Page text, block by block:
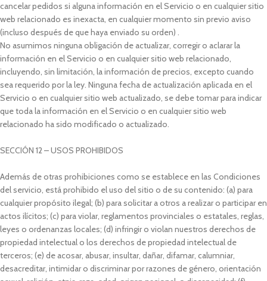
cancelar pedidos si alguna información en el Servicio o en cualquier sitio
web relacionado es inexacta, en cualquier momento sin previo aviso
(incluso después de que haya enviado su orden) .
No asumimos ninguna obligación de actualizar, corregir o aclarar la
información en el Servicio o en cualquier sitio web relacionado,
incluyendo, sin limitación, la información de precios, excepto cuando
sea requerido por la ley. Ninguna fecha de actualización aplicada en el
Servicio o en cualquier sitio web actualizado, se debe tomar para indicar
que toda la información en el Servicio o en cualquier sitio web
relacionado ha sido modificado o actualizado.
SECCIÓN 12 – USOS PROHIBIDOS
Además de otras prohibiciones como se establece en las Condiciones
del servicio, está prohibido el uso del sitio o de su contenido: (a) para
cualquier propósito ilegal; (b) para solicitar a otros a realizar o participar en
actos ilícitos; (c) para violar, reglamentos provinciales o estatales, reglas,
leyes o ordenanzas locales; (d) infringir o violan nuestros derechos de
propiedad intelectual o los derechos de propiedad intelectual de
terceros; (e) de acosar, abusar, insultar, dañar, difamar, calumniar,
desacreditar, intimidar o discriminar por razones de género, orientación